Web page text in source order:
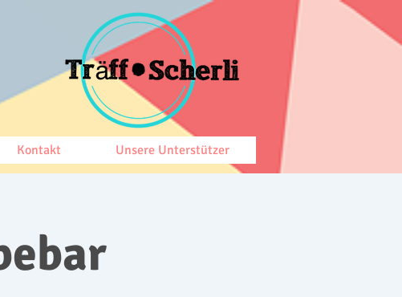
Kontakt Unsere Unterstützer